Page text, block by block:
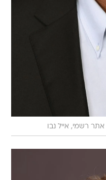
אתר רשמי, אייל נבו